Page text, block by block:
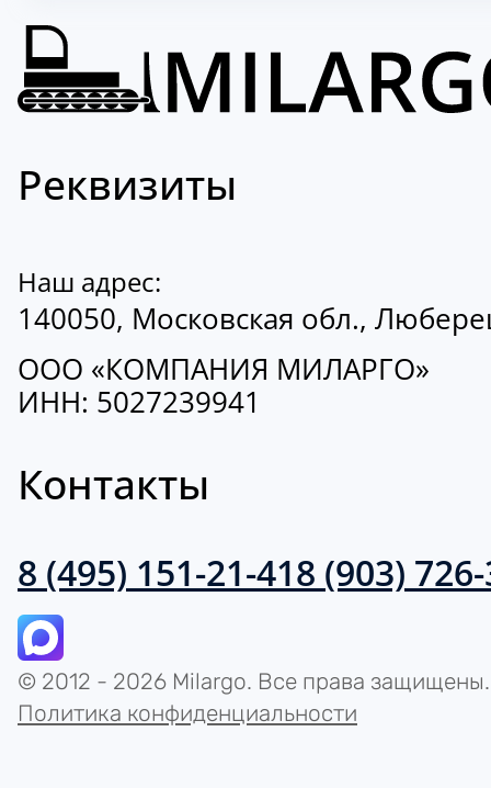
Реквизиты
Наш адрес:
140050, Московская обл.,
ООО «КОМПАНИЯ МИЛАРГО»
ИНН: 5027239941
Контакты
8 (495) 151-21-418 (903)
© 2012 - 2026 Milargo. Все права защищены.
Политика конфиденциальности